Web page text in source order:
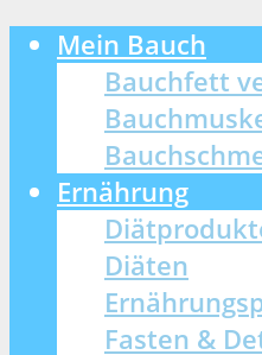
Mein Bauch
Bauchfett
Ernährung
Diäten
Fasten &